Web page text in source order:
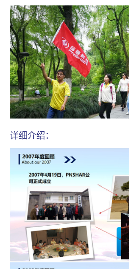
详细介绍：